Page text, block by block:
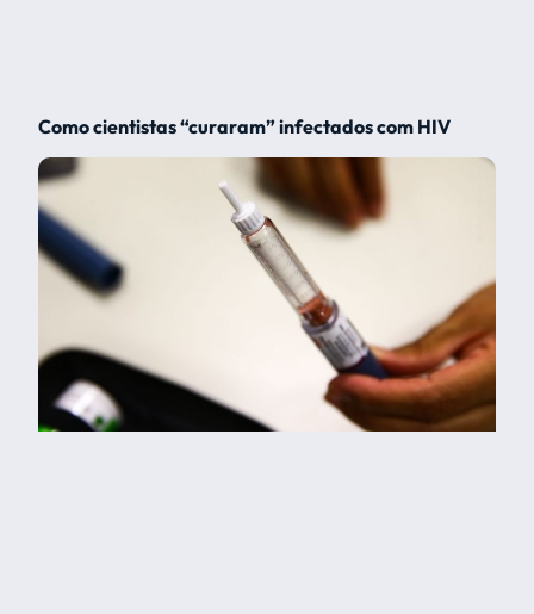
Como cientistas “curaram” infectados com HIV